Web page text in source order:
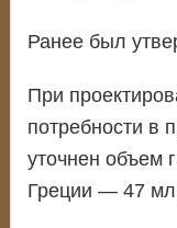
Ранее был
При
потребности в
уточнен объем
Греции — 47